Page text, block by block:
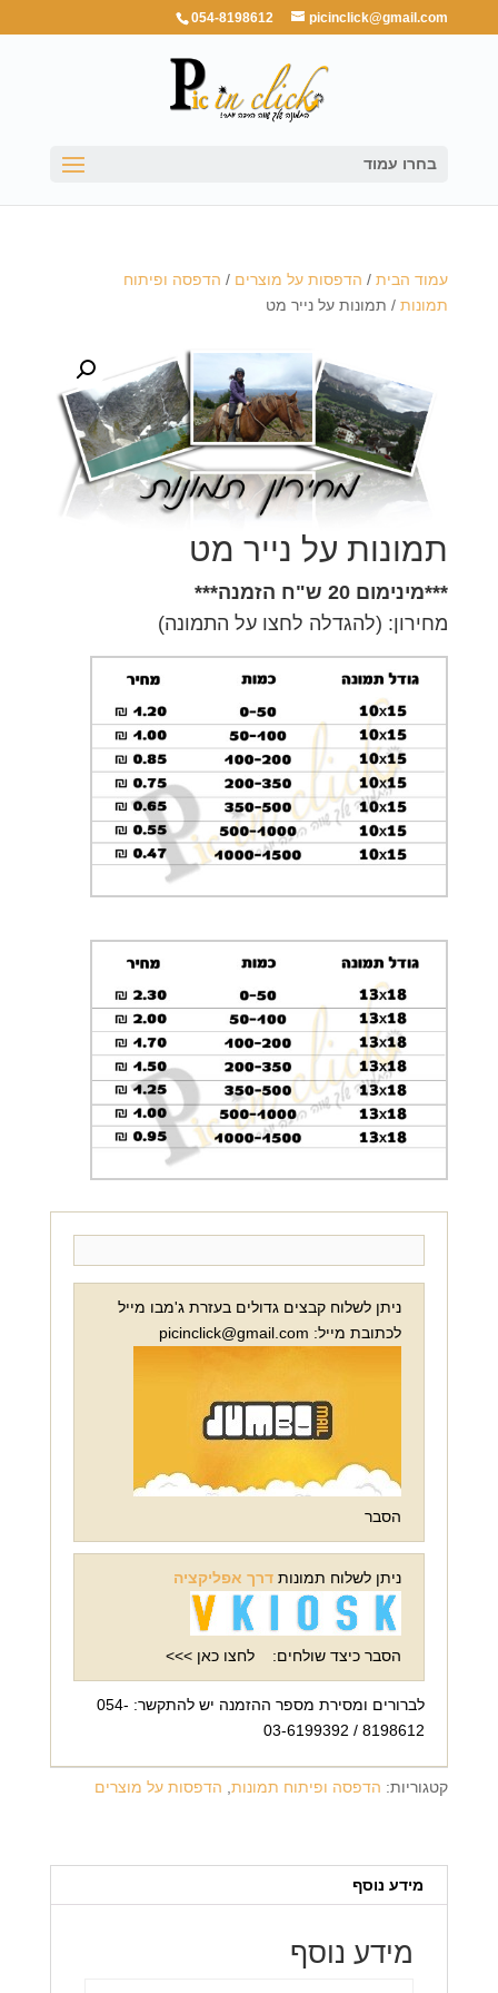
054-8198612 picinclick@gmail.com
בחרו עמוד
עמוד הבית/ הדפסות על מוצרים / הדפסה ופיתוח
תמונות/ תמונות על נייר מט
תמונות על נייר מט
***מינימום 20 ש"ח הזמנה***
מחירון: (להגדלה לחצו על התמונה)
ניתן לשלוח קבצים גדולים בעזרת ג'מבו מייל
לכתובת מייל: picinclick@gmail.com
הסבר
ניתן לשלוח תמונות דרך אפליקציה
הסבר כיצד שולחים: לחצו כאן >>>
לברורים ומסירת מספר ההזמנה יש להתקשר: 054-
8198612 / 03-6199392
קטגוריות: הדפסה ופיתוח תמונות, הדפסות על מוצרים
מידע נוסף
מידע נוסף